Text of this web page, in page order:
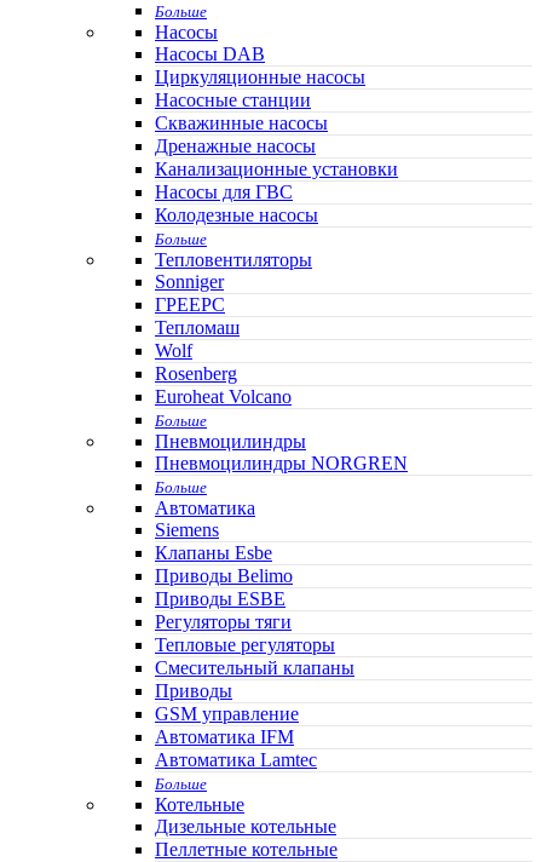
Больше
Насосы
Насосы DAB
Циркуляционные насосы
Насосные станции
Скважинные насосы
Дренажные насосы
Канализационные установки
Насосы для ГВС
Колодезные насосы
Больше
Тепловентиляторы
Sonniger
ГРЕЕРС
Тепломаш
Wolf
Rosenberg
Euroheat Volcano
Больше
Пневмоцилиндры
Пневмоцилиндры NORGREN
Больше
Автоматика
Siemens
Клапаны Esbe
Приводы Belimo
Приводы ESBE
Регуляторы тяги
Тепловые регуляторы
Cмесительный клапаны
Приводы
GSM управление
Автоматика IFM
Автоматика Lamtec
Больше
Котельные
Дизельные котельные
Пеллетные котельные